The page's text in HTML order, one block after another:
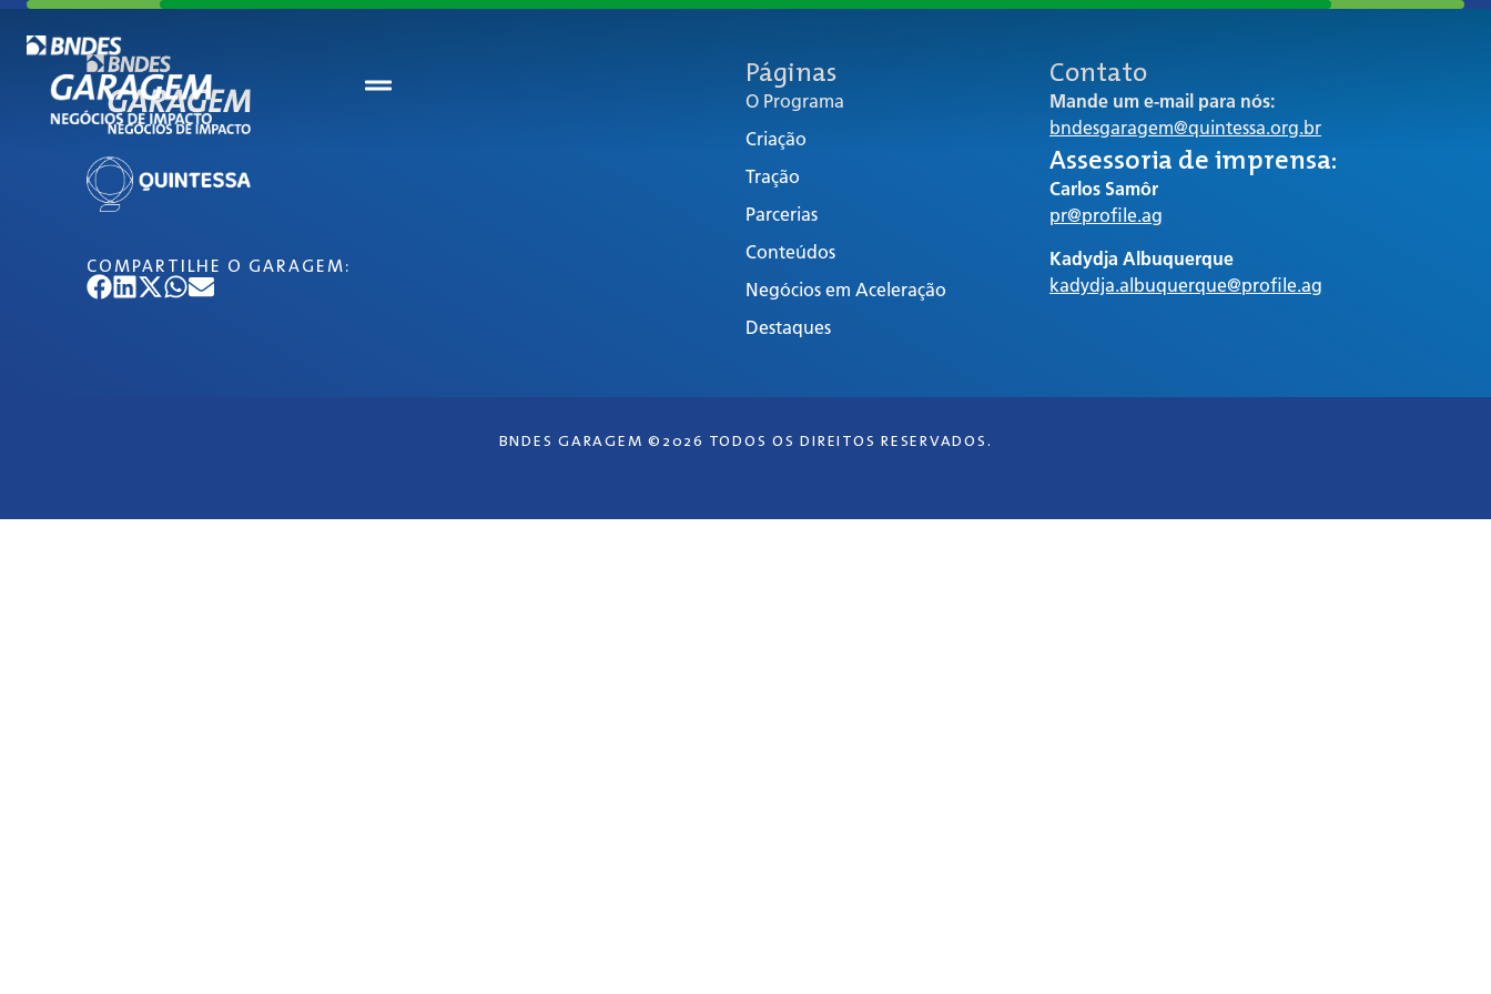
COMPARTILHE O GARAGEM:
Páginas
O Programa
Criação
Tração
Parcerias
Conteúdos
Negócios em Aceleração
Destaques
Contato
Mande um e-mail para nós:
bndesgaragem@quintessa.org.br
Assessoria de imprensa:
Carlos Samôr
pr@profile.ag
Kadydja Albuquerque
kadydja.albuquerque@profile.ag
BNDES GARAGEM ©2026 TODOS OS DIREITOS RESERVADOS.